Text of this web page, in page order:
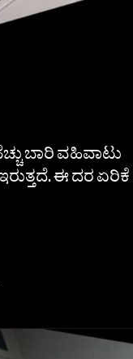
ಬಾರಿ ವಹಿವಾಟು
ಈ ದರ ಏರಿಕೆ